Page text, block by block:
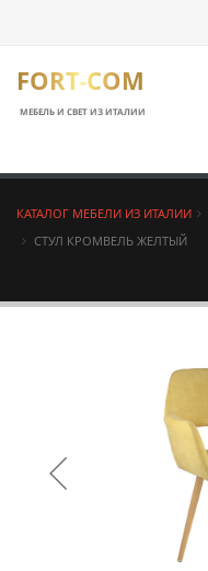
FORT-COM
МЕБЕЛЬ И СВЕТ ИЗ ИТАЛИИ
КАТАЛОГ МЕБЕЛИ ИЗ ИТАЛИИ
СТУЛ КРОМВЕЛЬ ЖЕЛТЫЙ